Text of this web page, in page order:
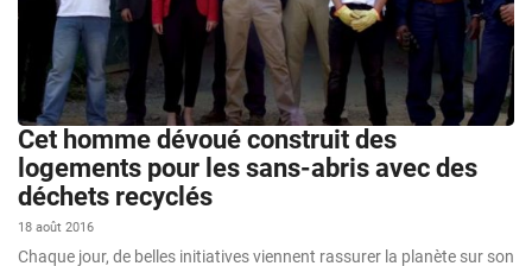
Cet homme dévoué construit des
logements pour les sans-abris avec des
déchets recyclés
18 août 2016
Chaque jour, de belles initiatives viennent rassurer la planète sur son